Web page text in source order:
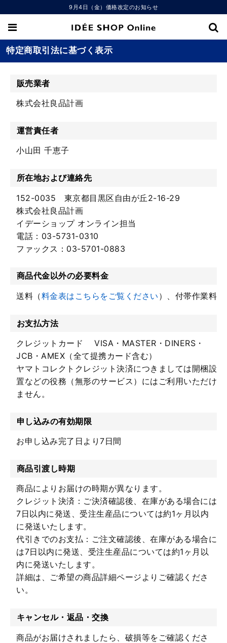
9月4日（金）価格改定のお知らせ
特定商取引法に基づく表示
販売業者
株式会社良品計画
運営責任者
小山田 千恵子
所在地および連絡先
152-0035 東京都目黒区自由が丘2-16-29
株式会社良品計画
イデーショップ オンライン担当
電話：03-5731-0310
ファックス：03-5701-0883
商品代金以外の必要料金
送料（料金表はこちらをご覧ください ）、付帯作業料
お支払方法
クレジットカード VISA・MASTER・DINERS・
JCB・AMEX（全て提携カード含む）
ヤマトコレクトクレジット決済につきましては開梱設
置などの役務（無形のサービス）にはご利用いただけ
ません。
申し込みの有効期限
お申し込み完了日より7日間
商品引渡し時期
商品によりお届けの時期が異なります。
クレジット決済：ご決済確認後、在庫がある場合には
7日以内に発送、受注生産品については約1ヶ月以内
に発送いたします。
代引きでのお支払：ご注文確認後、在庫がある場合に
は7日以内に発送、受注生産品については約1ヶ月以
内に発送いたします。
詳細は、ご希望の商品詳細ページよりご確認くださ
い。
キャンセル・返品・交換
商品がお届けされましたら、破損等をご確認くださ